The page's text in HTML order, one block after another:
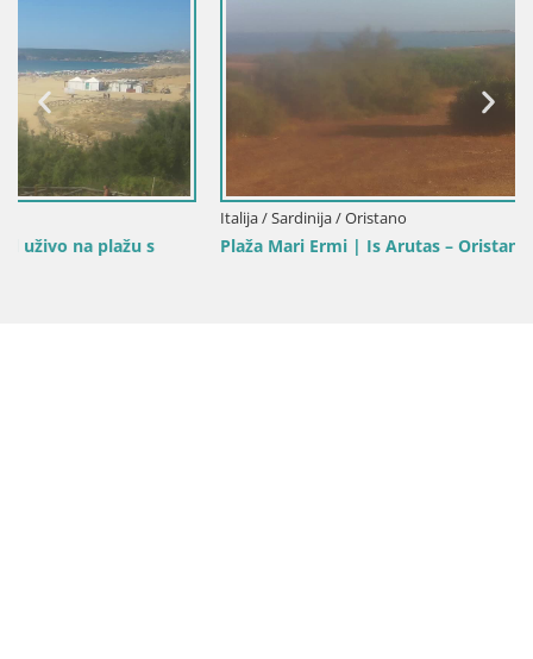
Plaža Mari Ermi | Is Arutas – Oristano